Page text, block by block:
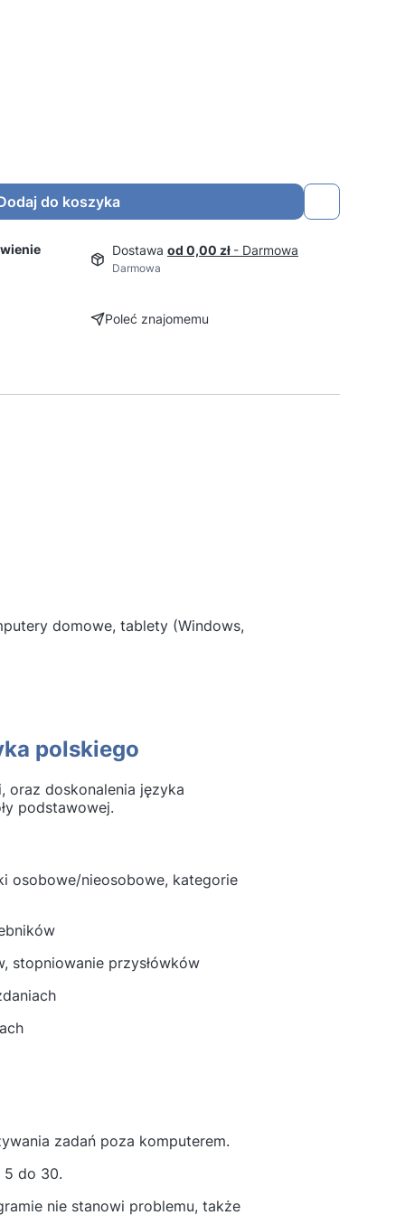
do koszyka
Dostawa od 0,00 zł - Darmowa
Darmowa
Poleć znajomemu
domowe, tablety (Windows,
polskiego
oraz doskonalenia języka
podstawowej.
osobowe/nieosobowe, kategorie
stopniowanie przysłówków
zadań poza komputerem.
5 do 30.
nie stanowi problemu, także